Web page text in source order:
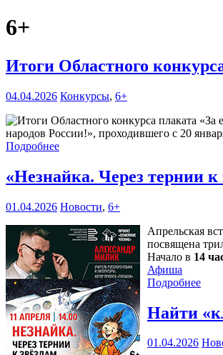
6+
Итоги Областного
04.04.2026 Конкурсы, 6+
народов России!», проходившего с 20
Подробнее
«Незнайка. Через тернии
01.04.2026 Новости, 6+
Апрельская
посвящена
Начало в 14
Афиша
Подробнее
Найти
01.04.2026